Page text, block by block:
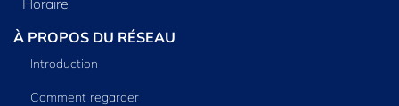
Horaire
À PROPOS DU RÉSEAU
Introduction
Comment regarder